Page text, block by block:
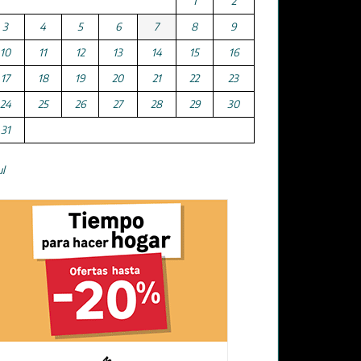
3
4 5 6 7 8
9
10
11 12 13 14 15
16
17
18 19 20 21 22
23
24
25 26 27 28 29
30
31